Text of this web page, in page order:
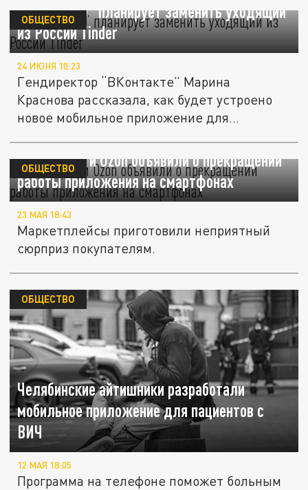
“ВКонтакте” планирует заменить уходящий
из России Tinder
ОБЩЕСТВО
24 ИЮНЯ 10:23
Гендиректор “ВКонтакте” Марина
Краснова рассказала, как будет устроено
новое мобильное приложение для...
Wildberries и Ozon объявили о прекращении
работы приложения на смартфонах
ОБЩЕСТВО
23 МАЯ 18:43
Маркетплейсы приготовили неприятный
сюрприз покупателям.
Челябинские айтишники разработали
мобильное приложение для пациентов с
ВИЧ
ОБЩЕСТВО
12 МАЯ 18:05
Программа на телефоне поможет больным